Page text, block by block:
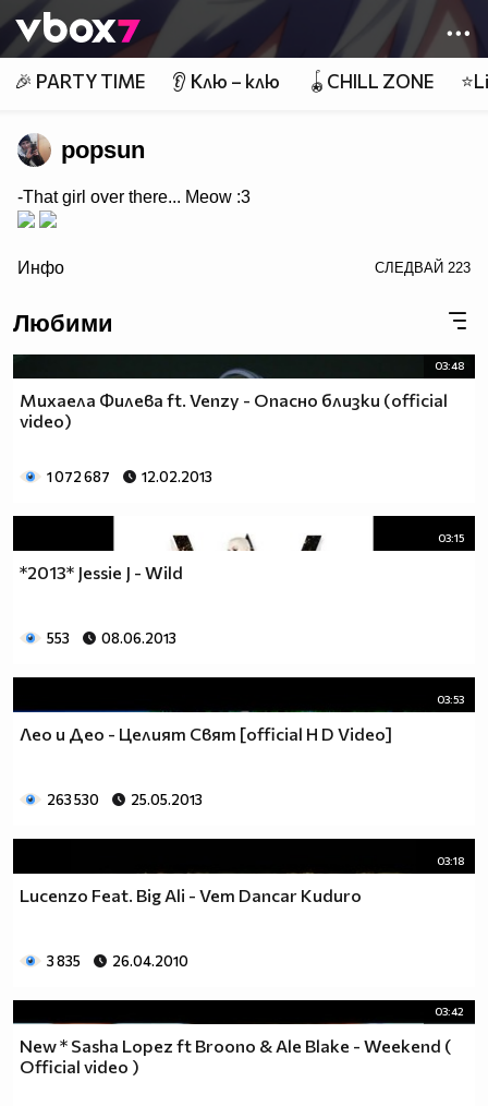
👾
🎉 PARTY TIME 👂 Клю – клю 🪀CHILL ZONE
popsun
-That girl over there... Meow :3
Инфо СЛЕДВАЙ 223
Любими
03:48
Михаела Филева ft. Venzy - Опасно близки (official
video)
1 072 687 12.02.2013
03:15
*2013* Jessie J - Wild
553 08.06.2013
03:53
Лео и Део - Целият Свят [official H D Video]
263 530 25.05.2013
03:18
Lucenzo Feat. Big Ali - Vem Dancar Kuduro
3 835 26.04.2010
03:42
New * Sasha Lopez ft Broono & Ale Blake - Weekend (
Official video )